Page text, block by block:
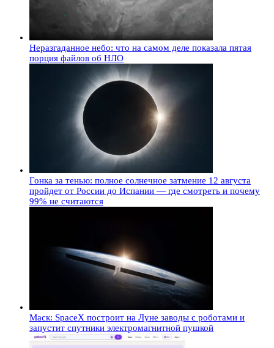
Неразгаданное небо: что на самом деле показала пятая
порция файлов об НЛО
Гонка за тенью: полное солнечное затмение 12 августа
пройдет от России до Испании — где смотреть и почему
99% не считаются
Маск: SpaceX построит на Луне заводы с роботами и
запустит спутники электромагнитной пушкой